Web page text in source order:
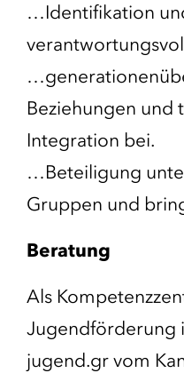
…Identifikation
Beziehungen und
Integration bei.
…Beteiligung
Gruppen und
Beratung
Als
Jugendförderung
jugend.gr vom